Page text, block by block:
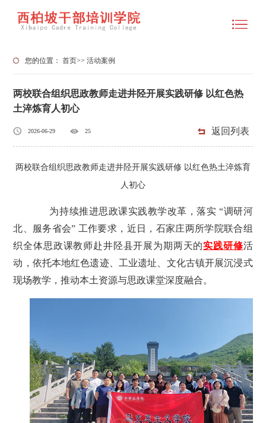
您的位置：首页>>活动案例
两校联合组织思政教师走进井陉开展实践研修 以红色热
土淬炼育人初心
2026-06-29 25 返回列表
两校联合组织思政教师走进井陉开展实践研修 以红色热土淬炼育
人初心
为持续推进思政课实践教学改革，落实 “调研河
北、服务省会” 工作要求，近日，石家庄两所学院联合组
织全体思政课教师赴井陉县开展为期两天的实践研修活
动，依托本地红色遗迹、工业遗址、文化古镇开展沉浸式
现场教学，推动本土资源与思政课堂深度融合。